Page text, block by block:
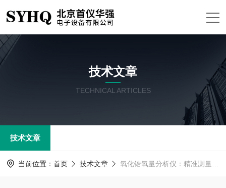
技术文章
TECHNICAL ARTICLES
技术文章
当前位置： 首页 技术文章 氧化锆氧量分析仪：精准测量与广阔市场前景